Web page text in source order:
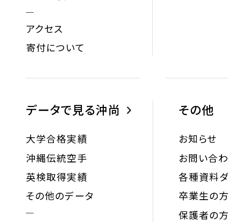
アクセス
寄付について
データで見る沖尚
大学合格実績
沖縄伝統空手
英検取得実績
その他のデータ
その他
お知らせ
お問い合
各種資料
卒業生の
保護者の